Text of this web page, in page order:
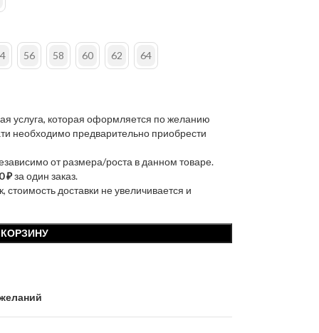
56 58 60 62 64
услуга, которая оформляется по желанию
необходимо предварительно приобрести
от размера/роста в данном товаре.
₽за один заказ.
стоимость доставки не увеличивается и